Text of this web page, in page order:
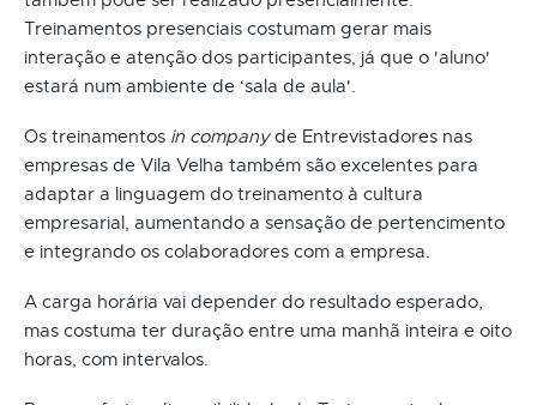
Treinamentos presenciais costumam gerar mais
interação e atenção dos participantes, já que o 'aluno'
estará num ambiente de ‘sala de aula'.
Os treinamentos in companyde Entrevistadores nas
empresas de Vila Velha também são excelentes para
adaptar a linguagem do treinamento à cultura
empresarial, aumentando a sensação de pertencimento
e integrando os colaboradores com a empresa.
A carga horária vai depender do resultado esperado,
mas costuma ter duração entre uma manhã inteira e oito
horas, com intervalos.